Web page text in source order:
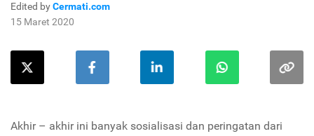
Edited byCermati.com
15 Maret 2020
Akhir – akhir ini banyak sosialisasi dan peringatan dari